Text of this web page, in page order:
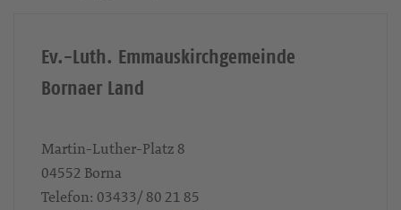
Ev.-Luth. Emmauskirchgemeinde
Bornaer Land
Martin-Luther-Platz 8
04552 Borna
Telefon: 03433/ 80 21 85